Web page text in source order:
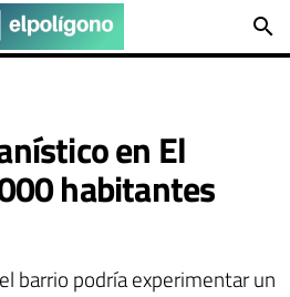
search
en El
habitantes
barrio podría experimentar un